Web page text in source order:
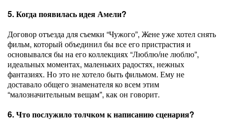
5. Когда появилась идея Амели?
Договор отъезда для съемки “Чужого”, Жене уже хотел снять
фильм, который объединил бы все его пристрастия и
основывался бы на его коллекциях “Люблю/не люблю”,
идеальных моментах, маленьких радостях, нежных
фантазиях. Но это не хотело быть фильмом. Ему не
доставало общего знаменателя ко всем этим
“малозначительным вещам”, как он говорит.
6. Что послужило толчком к написанию сценария?